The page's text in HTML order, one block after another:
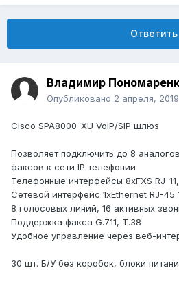
Ответить
Владимир
Опубликовано 2 апреля, 2019
Cisco SPA8000-XU VoIP/SIP шлюз
Позволяет подключить до 8
факсов к сети IP телефонии
Телефонные интерфейсы 8xFXS RJ-11,
Сетевой интерфейс 1xEthernet RJ-45
8 голосовых линий, 16 активных
Поддержка факса G.711, T.38
Удобное управление через веб-
30 шт. Б/У без коробок, блоки